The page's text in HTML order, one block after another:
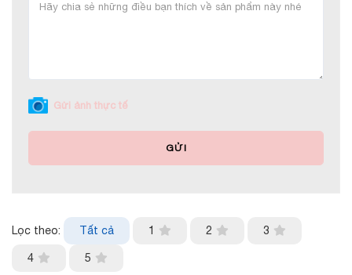
Gửi ảnh thực tế
GỬI
Lọc theo: Tất cả 1 2 3
4 5